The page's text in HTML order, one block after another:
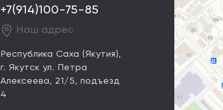
+7(914)100-75-85
Наш адрес
Республика Саха (Якутия),
г. Якутск ул. Петра
Алексеева, 21/5, подъезд
4